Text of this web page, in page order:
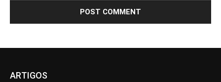
ARTIGOS